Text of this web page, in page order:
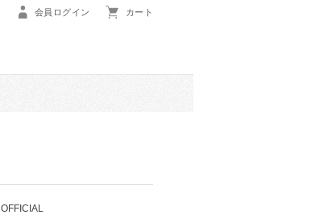
会員ログイン カート
OFFICIAL